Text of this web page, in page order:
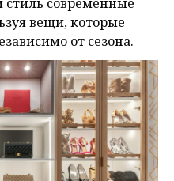
вещи, которые
от сезона.